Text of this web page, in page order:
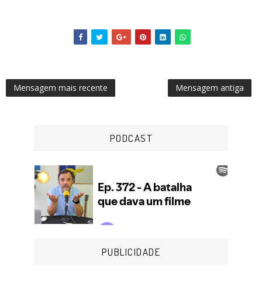
Mensagem mais recente Mensagem antiga
PODCAST
PUBLICIDADE